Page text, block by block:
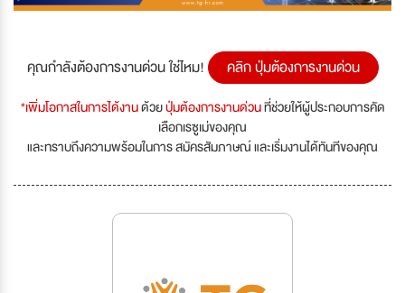
คุณกำลังต้องการงานด่วน ใช่ไหม! คลิก ปุ่มต้องการงานด่วน
*เพิ่มโอกาสในการได้งานด้วยปุ่มต้องการงานด่วนที่ช่วยให้ผู้ประกอบการคัด
เลือกเรซูเม่ของคุณ
และทราบถึงความพร้อมในการ สมัครสัมภาษณ์ และเริ่มงานได้ทันทีของคุณ